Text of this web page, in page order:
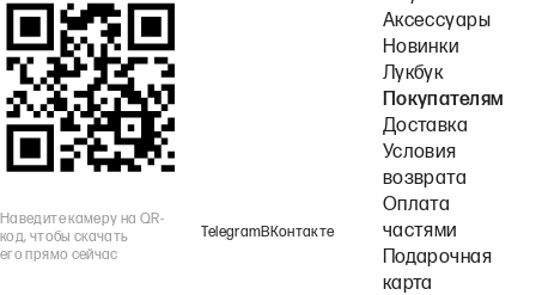
или Android.
Наведите камеру на QR-
код, чтобы скачать
его прямо сейчас
TelegramВКонтакте
Аксессуары
Новинки
Лукбук
Покупателям
Доставка
Условия
возврата
Оплата
частями
Подарочная
карта